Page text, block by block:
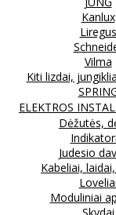
Kanlux
Liregus
Vilma
Kiti lizdai,
ELEKTROS
Dėžutės,
Judesio
Kabeliai,
Loveliai
Moduliniai
Skydai